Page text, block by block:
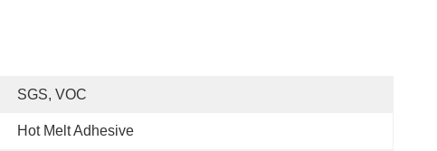
SGS, VOC
Hot Melt Adhesive